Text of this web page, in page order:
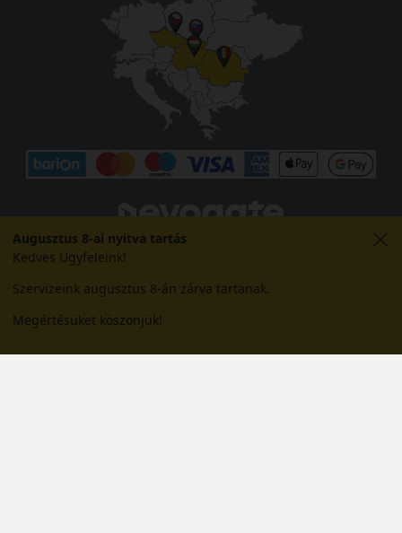
Augusztus 8-ai nyitva tartás
Kedves Ügyfeleink!
Szervizeink augusztus 8-án zárva tartanak.
Megértésüket köszönjük!